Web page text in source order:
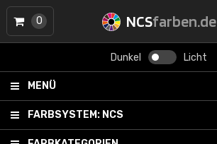
NCSfarben.de
Dunkel Licht
MENÜ
FARBSYSTEM: NCS
0